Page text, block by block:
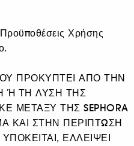
Προϋποθέσεις Χρήσης
ΠΡΟΚΥΠΤΕΙ ΑΠΟ ΤΗΝ
Ή ΤΗ ΛΥΣΗ ΤΗΣ
ΜΕΤΑΞΥ ΤΗΣ SEPHORA
ΚΑΙ ΣΤΗΝ ΠΕΡΙΠΤΩΣΗ
ΕΛΛΕΙΨΕΙ